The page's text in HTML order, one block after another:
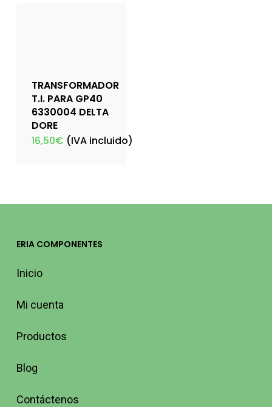
TRANSFORMADOR
T.I. PARA GP40
6330004 DELTA
DORE
16,50€ (IVA incluido)
ERIA COMPONENTES
Inicio
Mi cuenta
Productos
Blog
Contáctenos